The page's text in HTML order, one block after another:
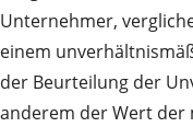
Unternehmer,
einem
der Beurteilung der
anderem der Wert der